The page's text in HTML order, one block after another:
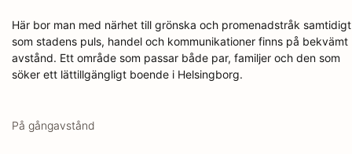
Här bor man med närhet till grönska och promenadstråk samtidigt
som stadens puls, handel och kommunikationer finns på bekvämt
avstånd. Ett område som passar både par, familjer och den som
söker ett lättillgängligt boende i Helsingborg.
På gångavstånd